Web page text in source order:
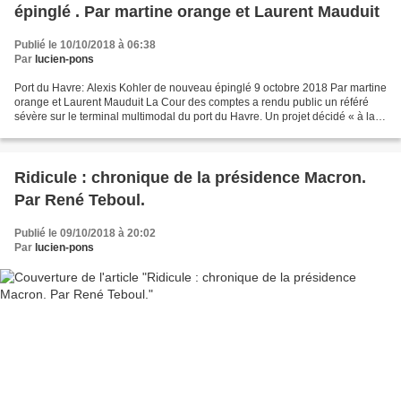
épinglé . Par martine orange et Laurent Mauduit
Publié le 10/10/2018 à 06:38
Par lucien-pons
Port du Havre: Alexis Kohler de nouveau épinglé 9 octobre 2018 Par martine
orange et Laurent Mauduit La Cour des comptes a rendu public un référé
sévère sur le terminal multimodal du port du Havre. Un projet décidé « à la
Ridicule : chronique de la présidence Macron.
Par René Teboul.
Publié le 09/10/2018 à 20:02
Par lucien-pons